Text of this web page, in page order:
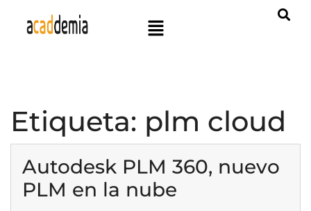
Etiqueta: plm cloud
Autodesk PLM 360, nuevo
PLM en la nube